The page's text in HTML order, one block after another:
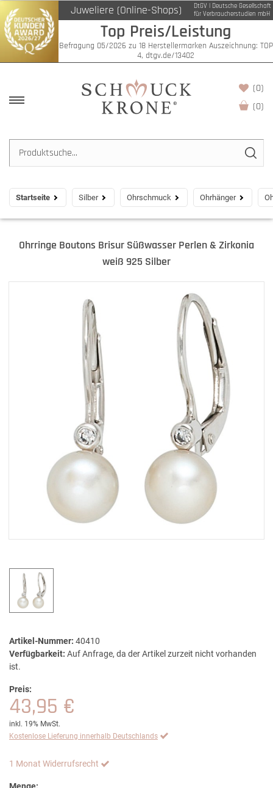
Juweliere (Online-Shops)
DtGV | Deutsche Gesellschaft
für Verbraucherstudien mbH
Top Preis/Leistung
Befragung 05/2026 zu 18 Herstellermarken Auszeichnung: TOP
4, dtgv.de/13402
(0)
(0)
Startseite Silber Ohrschmuck Ohrhänger
Ohrringe Boutons Brisur Süßwasser Perlen & Zirkonia
weiß 925 Silber
Artikel-Nummer: 40410
Verfügbarkeit: Auf Anfrage, da der Artikel zurzeit nicht vorhanden
ist.
Preis:
43,95 €
inkl. 19% MwSt.
Kostenlose Lieferung innerhalb Deutschlands
1 Monat Widerrufsrecht